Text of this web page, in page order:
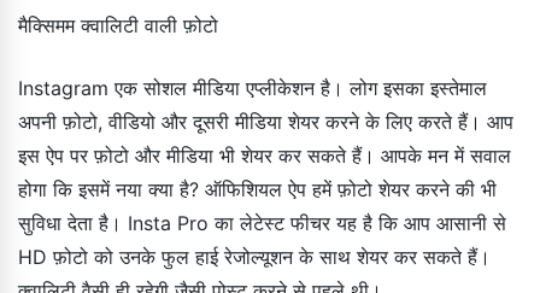
मैक्सिमम क्वालिटी वाली फ़ोटो
Instagram एक सोशल मीडिया एप्लीकेशन है। लोग इसका इस्तेमाल
अपनी फ़ोटो, वीडियो और दूसरी मीडिया शेयर करने के लिए करते हैं। आप
इस ऐप पर फ़ोटो और मीडिया भी शेयर कर सकते हैं। आपके मन में सवाल
होगा कि इसमें नया क्या है? ऑफिशियल ऐप हमें फ़ोटो शेयर करने की भी
सुविधा देता है। Insta Pro का लेटेस्ट फीचर यह है कि आप आसानी से
HD फ़ोटो को उनके फुल हाई रेजोल्यूशन के साथ शेयर कर सकते हैं।